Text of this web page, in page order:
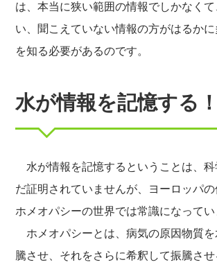
は、本当に狭い範囲の情報でしかなく
い、聞こえていない情報の方がはるか
を知る必要があるのです。
水が情報を記憶する！
水が情報を記憶するということは、科
だ証明されていませんが、ヨーロッパ
ホメオパシーの世界では常識になってい
ホメオパシーとは、病気の原因物質を
騰させ、それをさらに希釈して振騰さ